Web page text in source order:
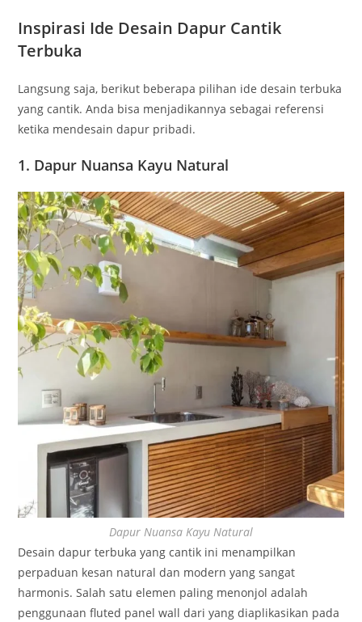
Inspirasi Ide Desain Dapur Cantik
Terbuka
Langsung saja, berikut beberapa pilihan ide desain terbuka
yang cantik. Anda bisa menjadikannya sebagai referensi
ketika mendesain dapur pribadi.
1. Dapur Nuansa Kayu Natural
Dapur Nuansa Kayu Natural
Desain dapur terbuka yang cantik ini menampilkan
perpaduan kesan natural dan modern yang sangat
harmonis. Salah satu elemen paling menonjol adalah
penggunaan fluted panel wall dari yang diaplikasikan pada